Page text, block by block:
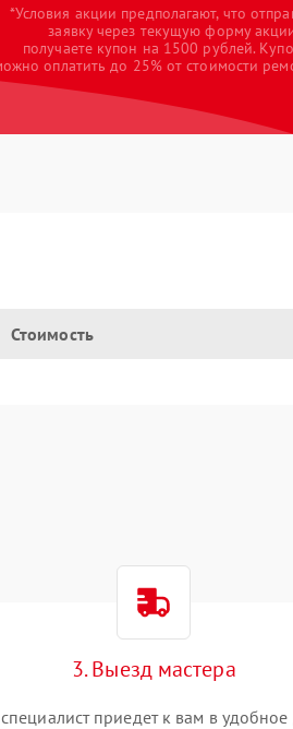
*Условия акции предполагают, что
заявку через текущую форму
получаете купон на 1500 рублей.
оплатить до 25% от стоимости
Стоимость
3. Выезд мастера
приедет к вам в удобное